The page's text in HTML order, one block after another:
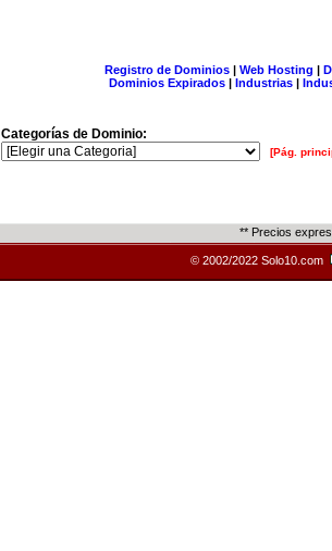
Registro de Dominios| Web Hosting |
Dominios Expirados | Industrias |
Categorías de Dominio:
[Pág.
** Precios
© 2002/2022 Solo10.com